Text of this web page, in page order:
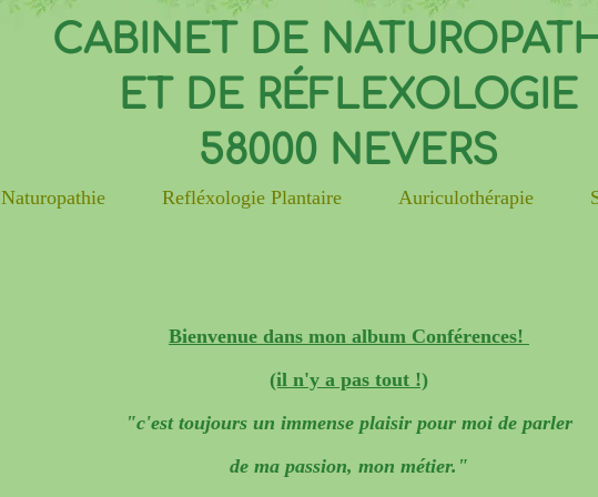
CABINET DE
ET DE RÉFLEXOLOGIE
58000 NEVERS
Naturopathie Refléxologie Plantaire Auriculothérapie
Bienvenue dans mon album Conférences!
(il n'y a pas tout !)
"c'est toujours un immense plaisir pour moi de parler
de ma passion, mon métier."